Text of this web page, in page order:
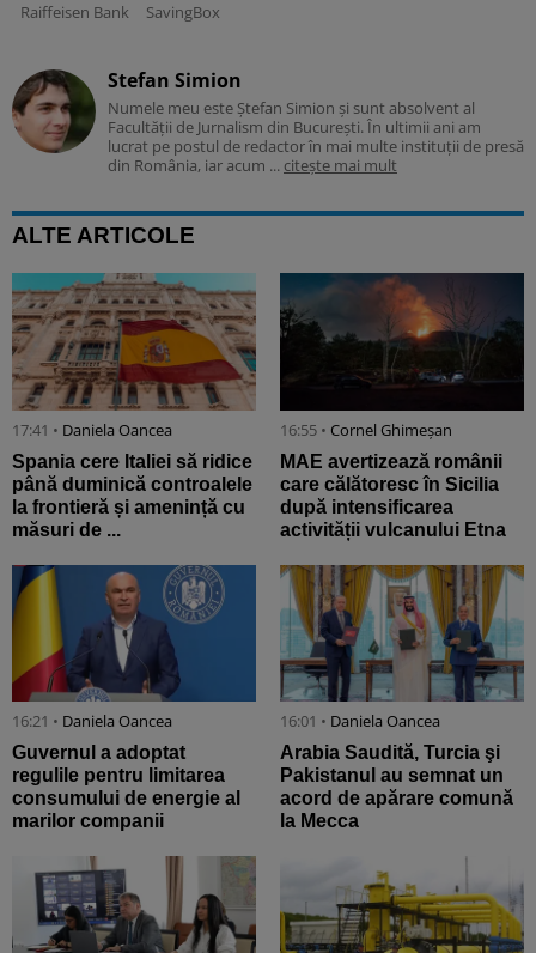
Raiffeisen Bank
SavingBox
Stefan Simion
Numele meu este Ștefan Simion și sunt absolvent al
Facultății de Jurnalism din București. În ultimii ani am
lucrat pe postul de redactor în mai multe instituții de presă
din România, iar acum ... citește mai mult
ALTE ARTICOLE
17:41 • Daniela Oancea
Spania cere Italiei să ridice
până duminică controalele
la frontieră și amenință cu
măsuri de ...
16:55 • Cornel Ghimeșan
MAE avertizează românii
care călătoresc în Sicilia
după intensificarea
activității vulcanului Etna
16:21 • Daniela Oancea
Guvernul a adoptat
regulile pentru limitarea
consumului de energie al
marilor companii
16:01 • Daniela Oancea
Arabia Saudită, Turcia şi
Pakistanul au semnat un
acord de apărare comună
la Mecca